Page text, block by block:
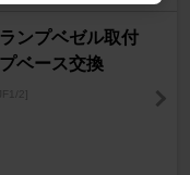
ンプベゼル取付
ベース交換
[JF1/2]